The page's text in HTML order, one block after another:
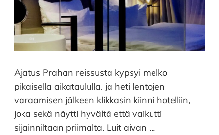
Ajatus Prahan reissusta kypsyi melko
pikaisella aikataululla, ja heti lentojen
varaamisen jälkeen klikkasin kiinni hotelliin,
joka sekä näytti hyvältä että vaikutti
sijainniltaan priimalta. Luit aivan …